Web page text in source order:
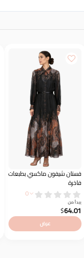
فستان شيفون ماكسي بطبعات
فاخرة
0
يبدأ من
64.01
$
عرض